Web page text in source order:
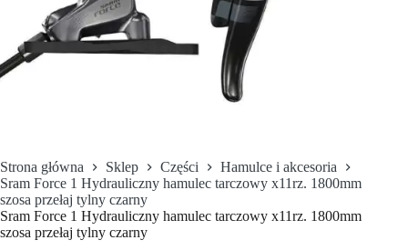
Strona główna Sklep Części
Hamulce i akcesoria
Sram Force 1 Hydrauliczny hamulec tarczowy x11rz. 1800mm
szosa przełaj tylny czarny
Sram Force 1 Hydrauliczny hamulec tarczowy x11rz. 1800mm
szosa przełaj tylny czarny